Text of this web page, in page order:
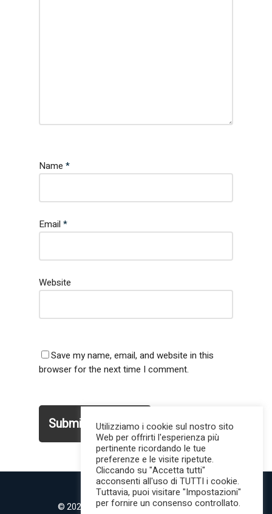
Name *
Email *
Website
Save my name, email, and website in this
browser for the next time I comment.
© 2022 MilanoMind | Tutti i diritti riservati.
Utilizziamo i cookie sul nostro sito
Web per offrirti l'esperienza più
pertinente ricordando le tue
preferenze e le visite ripetute.
Cliccando su "Accetta tutti"
acconsenti all'uso di TUTTI i cookie.
Tuttavia, puoi visitare "Impostazioni"
per fornire un consenso controllato.